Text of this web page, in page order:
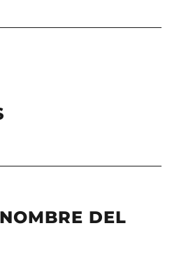
DEL